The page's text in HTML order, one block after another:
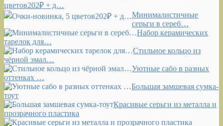
цветов202₽ + д…
Минималистичные
серьги в сереб…
Набор керамических
тарелок для…
Стильное кольцо из
чёрной эмал…
Уютные сабо в разных
оттенках …
Большая замшевая сумка-
тоут
Красивые серьги из металла и
прозрачного пластика